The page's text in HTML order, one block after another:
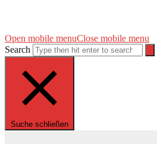
Open mobile menuClose mobile menu
Search
Suche schließen